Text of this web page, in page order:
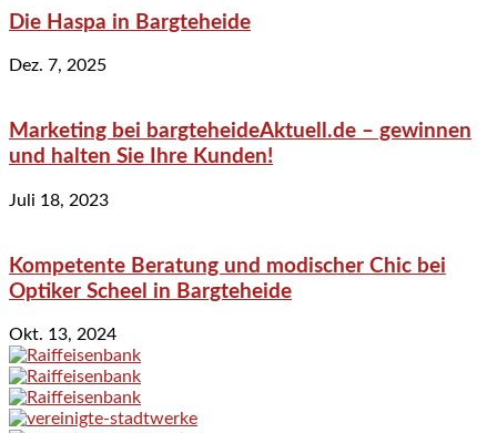
Die Haspa in Bargteheide
Dez. 7, 2025
Marketing bei bargteheideAktuell.de – gewinnen
und halten Sie Ihre Kunden!
Juli 18, 2023
Kompetente Beratung und modischer Chic bei
Optiker Scheel in Bargteheide
Okt. 13, 2024